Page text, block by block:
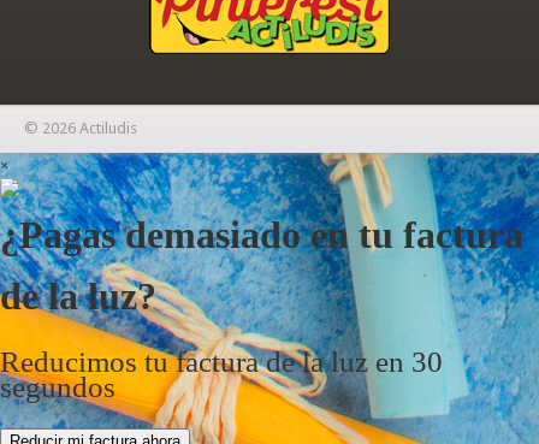
© 2026 Actiludis
×
¿Pagas demasiado en tu factura
de la luz?
Reducimos tu factura de la luz en 30
segundos